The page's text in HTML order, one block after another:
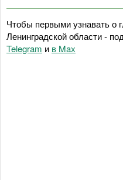
Чтобы первыми узнавать о
Ленинградской области -
Telegram и в Maх